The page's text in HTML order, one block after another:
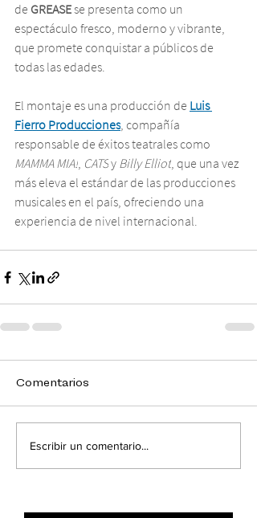
de GREASE se presenta como un
espectáculo fresco, moderno y vibrante,
que promete conquistar a públicos de
todas las edades.
El montaje es una producción de Luis
Fierro Producciones, compañía
responsable de éxitos teatrales como
MAMMA MIA!, CATS y Billy Elliot, que una vez
más eleva el estándar de las producciones
musicales en el país, ofreciendo una
experiencia de nivel internacional.
Comentarios
Escribir un comentario...